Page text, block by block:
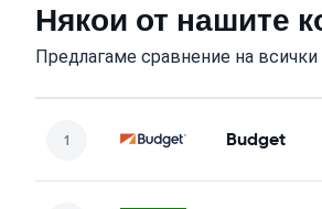
Някои от нашите
Предлагаме сравнение на
Budget